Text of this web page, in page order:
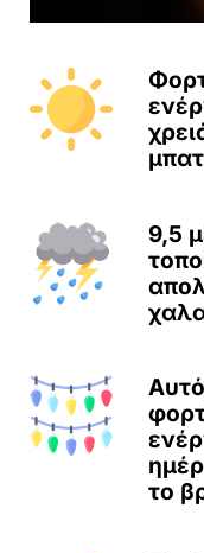
9,5
το